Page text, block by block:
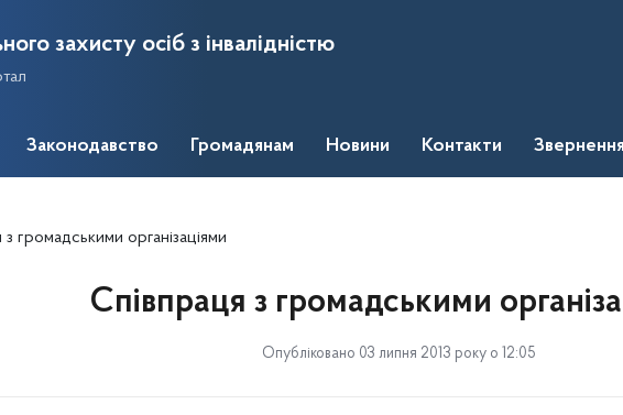
захисту осіб з інвалідністю
Законодавство Громадянам Новини Контакти Звернення
громадськими організаціями
Співпраця з громадськими
Опубліковано 03 липня 2013 року о 12:05